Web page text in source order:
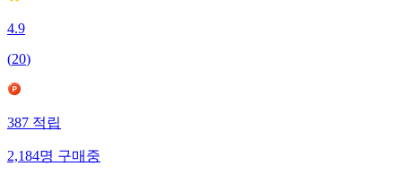
4.9
(20)
387적립
2,184명구매중